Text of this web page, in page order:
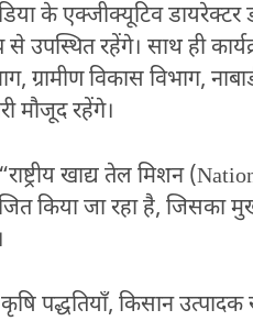
के एक्जीक्यूटिव डायरेक्टर
से उपस्थित रहेंगे। साथ ही
ग्रामीण विकास विभाग,
मौजूद रहेंगे।
“राष्ट्रीय खाद्य तेल मिशन
किया जा रहा है, जिसका
पद्धतियाँ, किसान